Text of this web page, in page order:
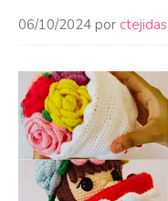
06/10/2024 por ctejidas